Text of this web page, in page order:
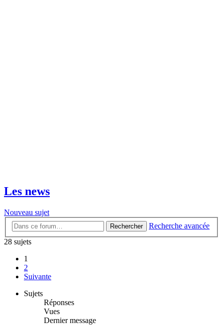
Les news
Nouveau sujet
Rechercher
Recherche avancée
28 sujets
1
2
Suivante
Sujets
Réponses
Vues
Dernier message